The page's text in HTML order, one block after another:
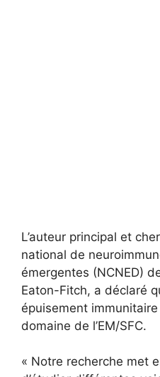
L’auteur principal et
national de
émergentes (NCNED)
Eaton-Fitch, a déclaré
épuisement
domaine de l’EM/SFC.
« Notre recherche met